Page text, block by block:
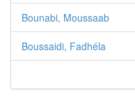
Bounabi, Moussaab
Boussaidi, Fadhéla